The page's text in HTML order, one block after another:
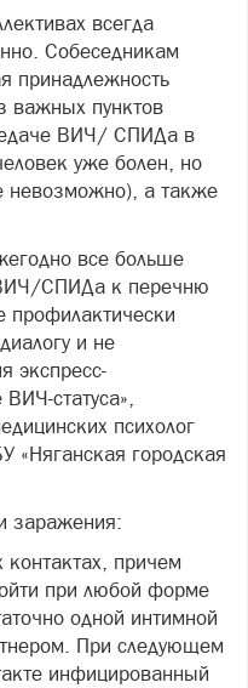
всегда
Собеседникам
принадлежность
важных пунктов
ВИЧ/ СПИДа в
уже болен, но
невозможно), а также
все больше
СПИДа к перечню
профилактически
и не
экспресс-
статуса»,
психолог
городская
заражения:
причем
при любой форме
одной интимной
При следующем
инфицированный